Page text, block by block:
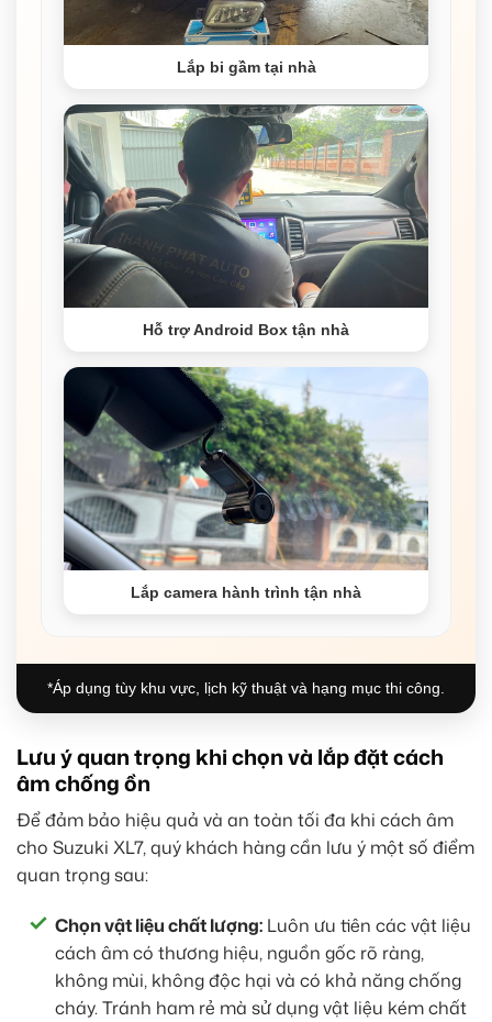
Lắp bi gầm tại nhà
Hỗ trợ Android Box tận nhà
Lắp camera hành trình tận nhà
*Áp dụng tùy khu vực, lịch kỹ thuật và hạng mục thi công.
Lưu ý quan trọng khi chọn và lắp đặt cách
âm chống ồn
Để đảm bảo hiệu quả và an toàn tối đa khi cách âm
cho Suzuki XL7, quý khách hàng cần lưu ý một số điểm
quan trọng sau:
Chọn vật liệu chất lượng: Luôn ưu tiên các vật liệu
cách âm có thương hiệu, nguồn gốc rõ ràng,
không mùi, không độc hại và có khả năng chống
cháy. Tránh ham rẻ mà sử dụng vật liệu kém chất